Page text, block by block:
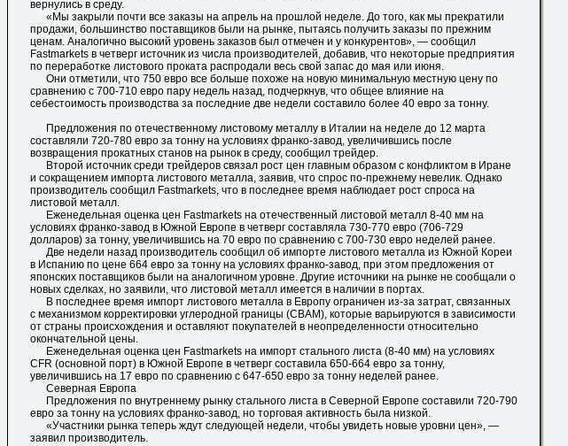
вернулись в среду.
«Мы закрыли почти все заказы на апрель на прошлой неделе. До того, как мы прекратили
продажи, большинство поставщиков были на рынке, пытаясь получить заказы по прежним
ценам. Аналогично высокий уровень заказов был отмечен и у конкурентов», — сообщил
Fastmarkets в четверг источник из числа производителей, добавив, что некоторые предприятия
по переработке листового проката распродали весь свой запас до мая или июня.
Они отметили, что 750 евро все больше похоже на новую минимальную местную цену по
сравнению с 700-710 евро пару недель назад, подчеркнув, что общее влияние на
себестоимость производства за последние две недели составило более 40 евро за тонну.
Предложения по отечественному листовому металлу в Италии на неделе до 12 марта
составляли 720-780 евро за тонну на условиях франко-завод, увеличившись после
возвращения прокатных станов на рынок в среду, сообщил трейдер.
Второй источник среди трейдеров связал рост цен главным образом с конфликтом в Иране
и сокращением импорта листового металла, заявив, что спрос по-прежнему невелик. Однако
производитель сообщил Fastmarkets, что в последнее время наблюдает рост спроса на
листовой металл.
Еженедельная оценка цен Fastmarkets на отечественный листовой металл 8-40 мм на
условиях франко-завод в Южной Европе в четверг составляла 730-770 евро (706-729
долларов) за тонну, увеличившись на 70 евро по сравнению с 700-730 евро неделей ранее.
Две недели назад производитель сообщил об импорте листового металла из Южной Кореи
в Испанию по цене 664 евро за тонну на условиях франко-завод, при этом предложения от
японских поставщиков были на аналогичном уровне. Другие источники на рынке не сообщали о
новых сделках, но заявили, что листовой металл имеется в наличии в портах.
В последнее время импорт листового металла в Европу ограничен из-за затрат, связанных
с механизмом корректировки углеродной границы (CBAM), которые варьируются в зависимости
от страны происхождения и оставляют покупателей в неопределенности относительно
окончательной цены.
Еженедельная оценка цен Fastmarkets на импорт стального листа (8-40 мм) на условиях
CFR (основной порт) в Южной Европе в четверг составила 650-664 евро за тонну,
увеличившись на 17 евро по сравнению с 647-650 евро за тонну неделей ранее.
Северная Европа
Предложения по внутреннему рынку стального листа в Северной Европе составили 720-790
евро за тонну на условиях франко-завод, но торговая активность была низкой.
«Участники рынка теперь ждут следующей недели, чтобы увидеть новые уровни цен», —
заявил производитель.